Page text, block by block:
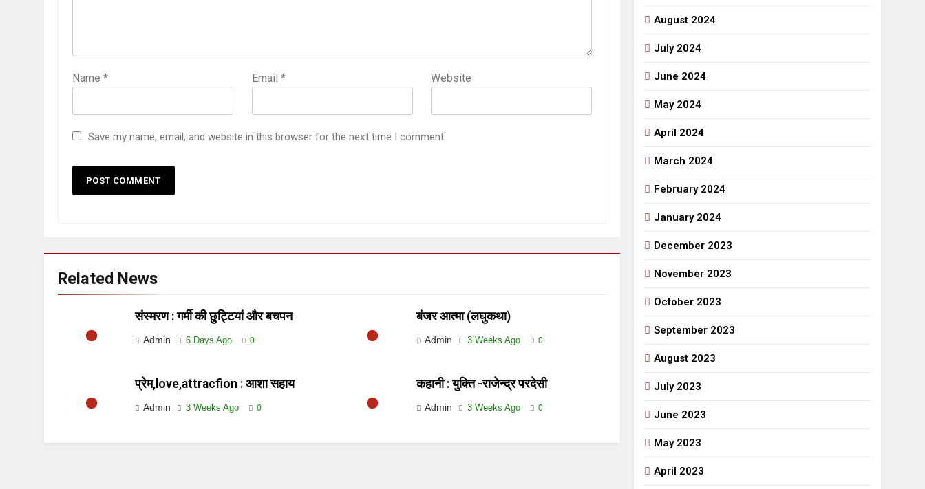
Name * Email * Website
Save my name, email, and website in this browser for the next time I comment.
Related News
संस्मरण : गर्मी की छुट्टियां और बचपन
Admin 6 Days Ago 0
बंजर आत्मा (लघुकथा)
Admin 3 Weeks Ago 0
प्रेम,love,attracfion : आशा सहाय
Admin 3 Weeks Ago 0
कहानी : युक्ति -राजेन्द्र परदेसी
Admin 3 Weeks Ago 0
August 2024
July 2024
June 2024
May 2024
April 2024
March 2024
February 2024
January 2024
December 2023
November 2023
October 2023
September 2023
August 2023
July 2023
June 2023
May 2023
April 2023